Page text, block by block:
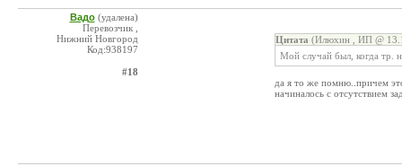
Вадо (удалена)
Перевозчик ,
Нижний Новгород
Код:938197
#18
Цитата (Илюхин , ИП @
Мой случай был, когда тр.
да я то же помню..причем
начиналось с отсутствием